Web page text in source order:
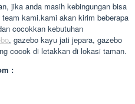
jika anda masih kebingungan bisa
kami.kami akan kirim beberapa
cocokkan kebutuhan
, gazebo kayu jati jepara, gazebo
cocok di letakkan di lokasi taman.
: